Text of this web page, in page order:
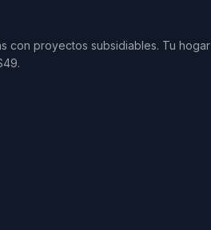
con proyectos subsidiables. Tu hogar